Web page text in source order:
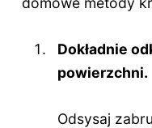
Dokładnie
powierzchni.
Odsysaj